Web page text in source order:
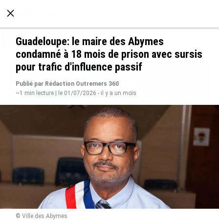
À LA UNE POLITIQUE ECONOMIE
Rapport 2025 de l’Ifremer : un engagement
décisif dans les Outre-mer
le 07/08/2026
Guadeloupe: le maire des Abymes
condamné à 18 mois de prison avec sursis
pour trafic d'influence passif
Publié par Rédaction Outremers 360
~1 min lecture | le 01/07/2026 - il y a un mois
© Ville des Abymes